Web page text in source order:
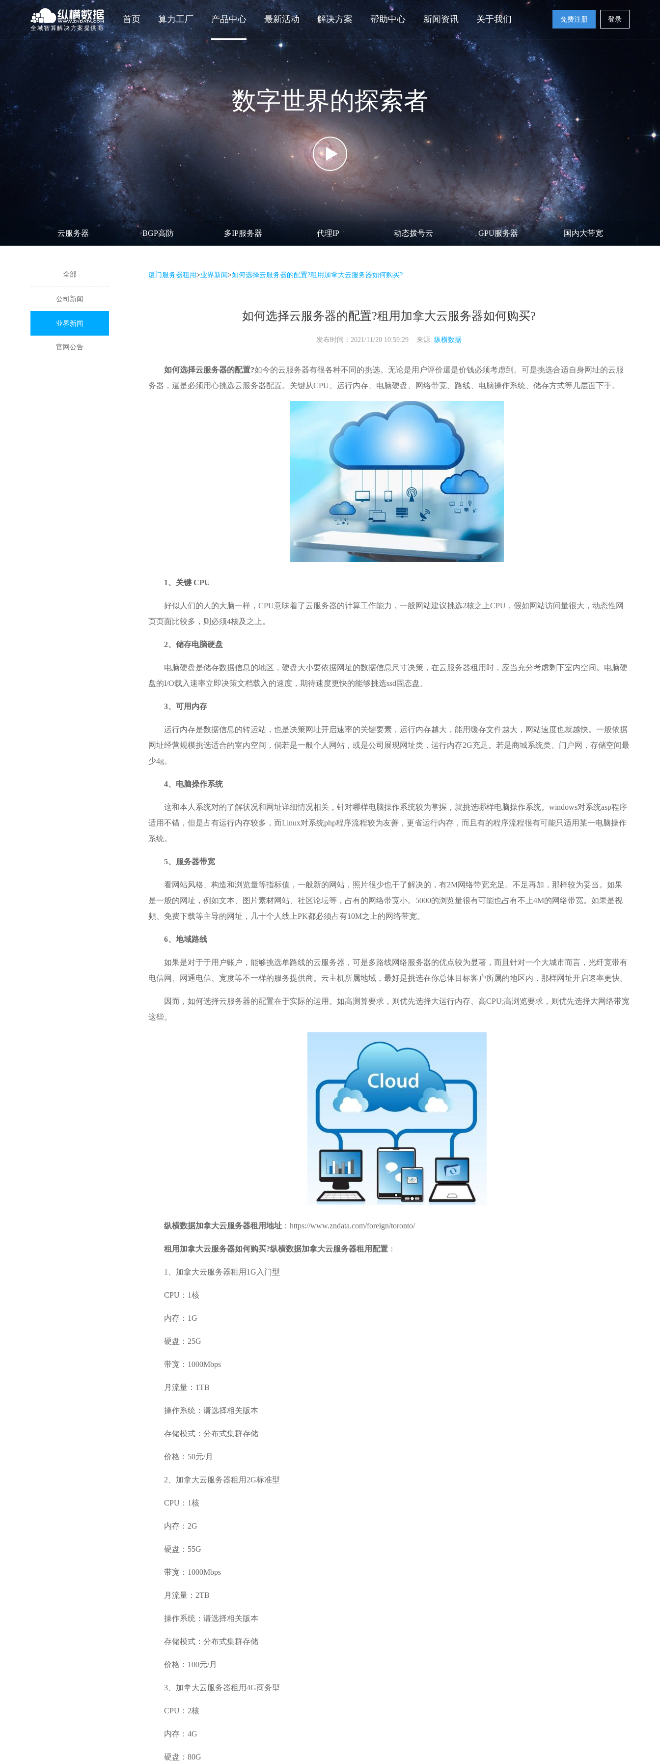
全域智算解决方案提供商
首页 算力工厂 产品中心 最新活动 解决方案 帮助中心 新闻资讯 关于我们 免费注册 登录
数字世界的探索者
云服务器 BGP高防 多IP服务器 代理IP 动态拨号云 GPU服务器 国内大带宽
全部
公司新闻
业界新闻
官网公告
厦门服务器租用>业界新闻>如何选择云服务器的配置?租用加拿大云服务器如何购买?
如何选择云服务器的配置?租用加拿大云服务器如何购买?
发布时间：2021/11/20 10:59:29 来源: 纵横数据
如何选择云服务器的配置?如今的云服务器有很各种不同的挑选。无论是用户评价還是价钱必须考虑到。可是挑选合适自身网址的云服
务器，還是必须用心挑选云服务器配置。关键从CPU、运行内存、电脑硬盘、网络带宽、路线、电脑操作系统、储存方式等几层面下手。
1、关键 CPU
好似人们的人的大脑一样，CPU意味着了云服务器的计算工作能力，一般网站建议挑选2核之上CPU，假如网站访问量很大，动态性网
页页面比较多，则必须4核及之上。
2、储存电脑硬盘
电脑硬盘是储存数据信息的地区，硬盘大小要依据网址的数据信息尺寸决策，在云服务器租用 时，应当充分考虑剩下室内空间。电脑硬
盘的I/O载入速率立即决策文档载入的速度，期待速度更快的能够挑选ssd固态盘。
3、可用内存
运行内存是数据信息的转运站，也是决策网址开启速率的关键要素，运行内存越大，能用缓存文件越大，网站速度也就越快。一般依据
网址经营规模挑选适合的室内空间，倘若是一般个人网站，或是公司展现网址类，运行内存2G充足。若是商城系统类、门户网，存储空间最
少4g。
4、电脑操作系统
这和本人系统对的了解状况和网址详细情况相关，针对哪样电脑操作系统较为掌握，就挑选哪样电脑操作系统。windows对系统asp程序
适用不错，但是占有运行内存较多，而Linux对系统php程序流程较为友善，更省运行内存，而且有的程序流程很有可能只适用某一电脑操作
系统。
5、服务器带宽
看网站风格、构造和浏览量等指标值，一般新的网站，照片很少也干了解决的，有2M网络带宽充足。不足再加，那样较为妥当。如果
是一般的网址，例如文本、图片素材网站、社区论坛等，占有的网络带宽小。5000的浏览量很有可能也占有不上4M的网络带宽。如果是视
頻、免费下载等主导的网址，几十个人线上PK都必须占有10M之上的网络带宽。
6、地域路线
如果是对于于用户账户，能够挑选单路线的云服务器，可是多路线网络服务器的优点较为显著，而且针对一个大城市而言，光纤宽带有
电信网、网通电信、宽度等不一样的服务提供商。 云主机所属地域，最好是挑选在你总体目标客户所属的地区内，那样网址开启速率更快。
因而，如何选择云服务器的配置在于实际的运用。如高测算要求，则优先选择大运行内存、高CPU;高浏览要求，则优先选择大网络带宽
这些。
纵横数据加拿大云服务器租用地址 ：https://www.zndata.com/foreign/toronto/
租用加拿大云服务器如何购买?纵横数据加拿大云服务器租用配置 ：
1、加拿大云服务器租用1G入门型
CPU：1核
内存：1G
硬盘：25G
带宽：1000Mbps
月流量：1TB
操作系统：请选择相关版本
存储模式：分布式集群存储
价格：50元/月
2、加拿大云服务器租用2G标准型
CPU：1核
内存：2G
硬盘：55G
带宽：1000Mbps
月流量：2TB
操作系统：请选择相关版本
存储模式：分布式集群存储
价格：100元/月
3、加拿大云服务器租用4G商务型
CPU：2核
内存：4G
硬盘：80G